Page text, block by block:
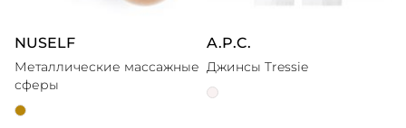
NUSELF
Металлические массажные
сферы
A.P.C.
Джинсы Tressie